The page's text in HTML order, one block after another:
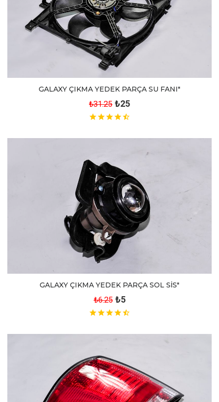
GALAXY ÇIKMA YEDEK PARÇA SU FANI"
₺31.25 ₺25
GALAXY ÇIKMA YEDEK PARÇA SOL SİS"
₺6.25 ₺5